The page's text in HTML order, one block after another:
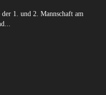
der 1. und 2. Mannschaft am